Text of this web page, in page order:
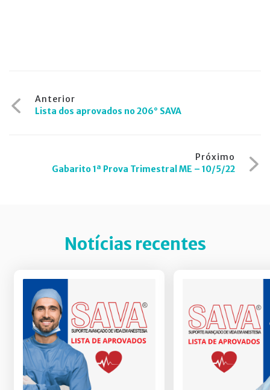
Navegação
de
Anterior
Lista dos aprovados no 206° SAVA
Próximo
Gabarito 1ª Prova Trimestral ME – 10/5/22
Notícias recentes